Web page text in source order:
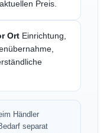
Preis.
Ort Einrichtung,
Händler
separat